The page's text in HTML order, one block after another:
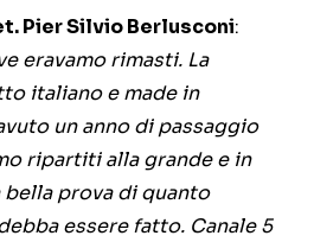
Pier Silvio Berlusconi:
eravamo rimasti. La
italiano e made in
un anno di passaggio
ripartiti alla grande e in
bella prova di quanto
essere fatto. Canale 5